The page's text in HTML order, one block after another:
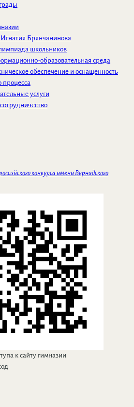
Брянчанинова
школьников
образовательная среда
обеспечение и оснащенность
процесса
услуги
конкурса имени Вернадского
к сайту гимназии